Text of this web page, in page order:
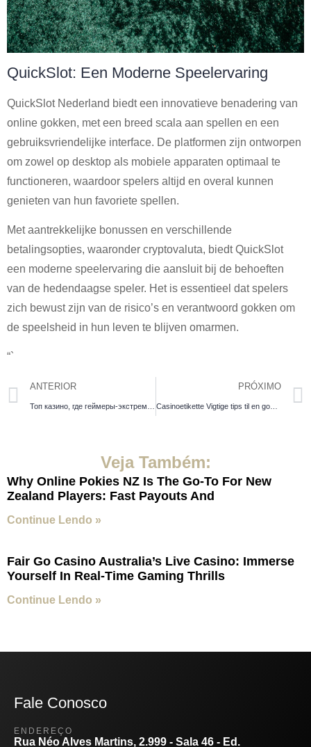
QuickSlot: Een Moderne Speelervaring
QuickSlot Nederland biedt een innovatieve benadering van
online gokken, met een breed scala aan spellen en een
gebruiksvriendelijke interface. De platformen zijn ontworpen
om zowel op desktop als mobiele apparaten optimaal te
functioneren, waardoor spelers altijd en overal kunnen
genieten van hun favoriete spellen.
Met aantrekkelijke bonussen en verschillende
betalingsopties, waaronder cryptovaluta, biedt QuickSlot
een moderne speelervaring die aansluit bij de behoeften
van de hedendaagse speler. Het is essentieel dat spelers
zich bewust zijn van de risico’s en verantwoord gokken om
de speelsheid in hun leven te blijven omarmen.
“`
ANTERIOR PRÓXIMO
Casinoetikette Vigtige tips til en god oplevelse
Veja Também:
Why Online Pokies NZ Is The Go-To For New
Zealand Players: Fast Payouts And
Continue Lendo »
Fair Go Casino Australia’s Live Casino: Immerse
Yourself In Real-Time Gaming Thrills
Continue Lendo »
ENDEREÇO
Rua Néo Alves Martins, 2.999 - Sala 46 - Ed.
Fale Conosco